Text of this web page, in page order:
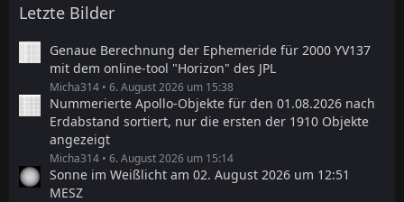
Letzte Bilder
Genaue Berechnung der Ephemeride für 2000 YV137
mit dem online-tool "Horizon" des JPL
Micha314 6. August 2026 um 15:38
Nummerierte Apollo-Objekte für den 01.08.2026 nach
Erdabstand sortiert, nur die ersten der 1910 Objekte
angezeigt
Micha314 6. August 2026 um 15:14
Sonne im Weißlicht am 02. August 2026 um 12:51
MESZ